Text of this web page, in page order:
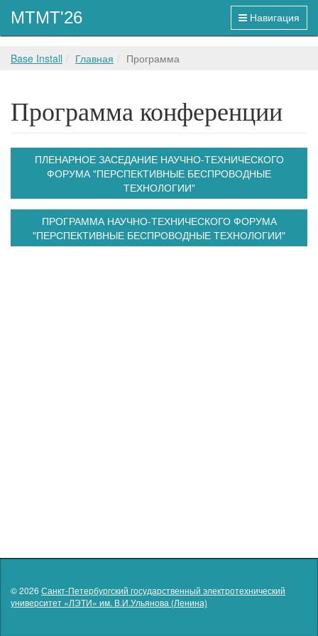
Навигация
MTMT'26
Base Install Главная Программа
Программа конференции
ПЛЕНАРНОЕ ЗАСЕДАНИЕ НАУЧНО-ТЕХНИЧЕСКОГО
ФОРУМА "ПЕРСПЕКТИВНЫЕ БЕСПРОВОДНЫЕ
ТЕХНОЛОГИИ"
ПРОГРАММА НАУЧНО-ТЕХНИЧЕСКОГО ФОРУМА
"ПЕРСПЕКТИВНЫЕ БЕСПРОВОДНЫЕ ТЕХНОЛОГИИ"
© 2026 Санкт-Петербургский государственный электротехнический
университет «ЛЭТИ» им. В.И.Ульянова (Ленина)